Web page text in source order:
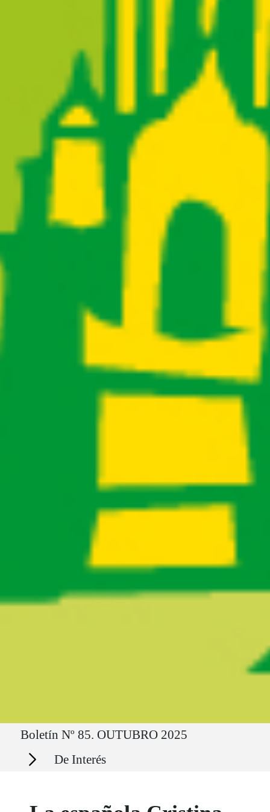
Ruta del sitio
Boletín Nº 85. OUTUBRO 2025
Secciones De Interés